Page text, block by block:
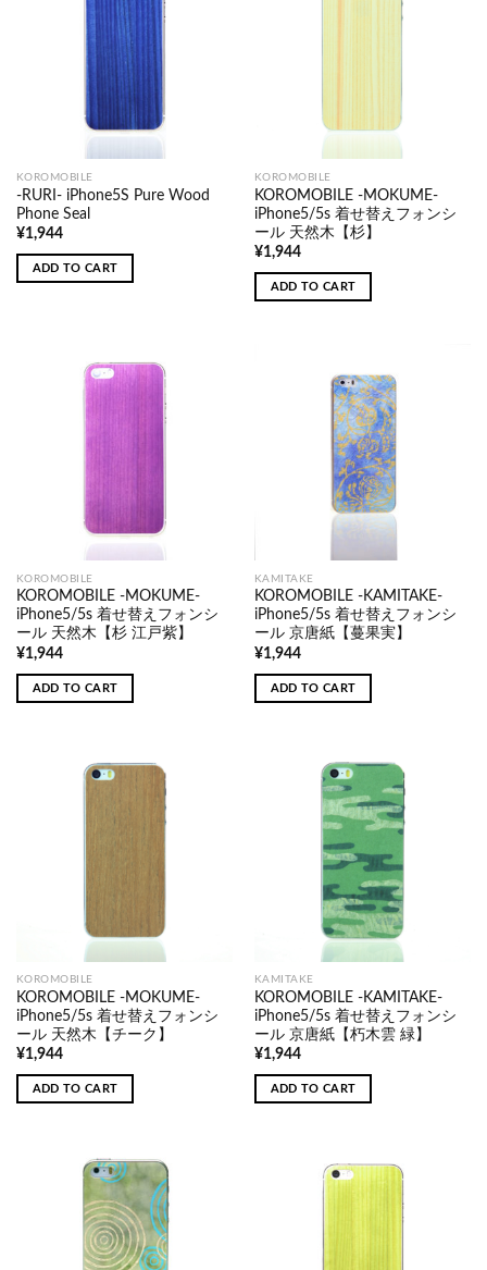
KOROMOBILE
-RURI- iPhone5S Pure Wood
Phone Seal
¥1,944
ADD TO CART
KOROMOBILE
KOROMOBILE -MOKUME-
iPhone5/5s 着せ替えフォンシ
ール 天然木【杉】
¥1,944
ADD TO CART
KOROMOBILE
KOROMOBILE -MOKUME-
iPhone5/5s 着せ替えフォンシ
ール 天然木【杉 江戸紫】
¥1,944
ADD TO CART
KAMITAKE
KOROMOBILE -KAMITAKE-
iPhone5/5s 着せ替えフォンシ
ール 京唐紙【蔓果実】
¥1,944
ADD TO CART
KOROMOBILE
KOROMOBILE -MOKUME-
iPhone5/5s 着せ替えフォンシ
ール 天然木【チーク】
¥1,944
ADD TO CART
KAMITAKE
KOROMOBILE -KAMITAKE-
iPhone5/5s 着せ替えフォンシ
ール 京唐紙【朽木雲 緑】
¥1,944
ADD TO CART